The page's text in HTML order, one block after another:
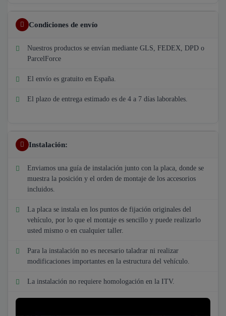
Condiciones de envío
Nuestros productos se envían mediante GLS, FEDEX, DPD o
ParcelForce
El envío es gratuito en España.
El plazo de entrega estimado es de 4 a 7 días laborables.
Instalación:
Enviamos una guía de instalación junto con la placa, donde se
muestra la posición y el orden de montaje de los accesorios
incluidos.
La placa se instala en los puntos de fijación originales del
vehículo, por lo que el montaje es sencillo y puede realizarlo
usted mismo o en cualquier taller.
Para la instalación no es necesario taladrar ni realizar
modificaciones importantes en la estructura del vehículo.
La instalación no requiere homologación en la ITV.